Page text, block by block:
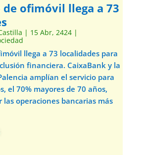
de ofimóvil llega a 73
| 15 Abr, 2424|
llega a 73 localidades para
financiera. CaixaBank y la
amplían el servicio para
el 70% mayores de 70 años,
las operaciones bancarias más